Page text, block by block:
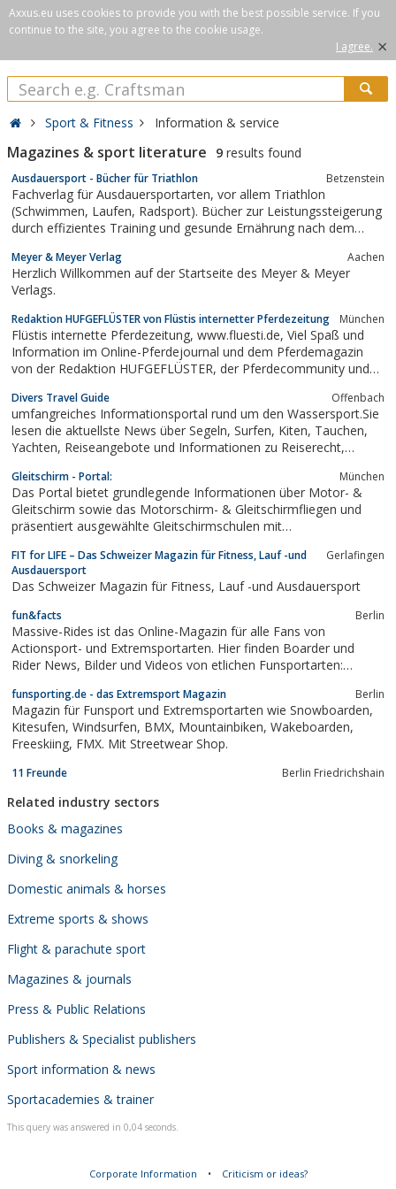
Axxus.eu uses cookies to provide you with the best possible service. If you
continue to the site, you agree to the cookie usage.
I agree. ×
Sport & Fitness Information & service
Magazines & sport literature 9 results found
Ausdauersport - Bücher für Triathlon Betzenstein
Fachverlag für Ausdauersportarten, vor allem Triathlon
(Schwimmen, Laufen, Radsport). Bücher zur Leistungssteigerung
durch effizientes Training und gesunde Ernährung nach dem
Läufer und andere Sportsfreunde. Titel z.B. über
Schwimmtraining, Lauftraining,...
Meyer & Meyer Verlag Aachen
Herzlich Willkommen auf der Startseite des Meyer & Meyer
Verlags.
Redaktion HUFGEFLÜSTER von Flüstis internetter Pferdezeitung München
Flüstis internette Pferdezeitung, www.fluesti.de, Viel Spaß und
Information im Online-Pferdejournal und dem Pferdemagazin
von der Redaktion HUFGEFLÜSTER, der Pferdecommunity und
alle, die rund ums Thema Pferd ihre Dienste anbieten!
Divers Travel Guide Offenbach
umfangreiches Informationsportal rund um den Wassersport.Sie
lesen die aktuellste News über Segeln, Surfen, Kiten, Tauchen,
Yachten, Reiseangebote und Informationen zu Reiserecht,
Themen
Gleitschirm - Portal: München
Das Portal bietet grundlegende Informationen über Motor- &
Gleitschirm sowie das Motorschirm- & Gleitschirmfliegen und
präsentiert ausgewählte Gleitschirmschulen mit
Gleitschirmshops mit ihrem Gleitschirm- und
Flugausrüstungsangebot. Eine Übersicht der...
FIT for LIFE – Das Schweizer Magazin für Fitness, Lauf -und
Ausdauersport
Gerlafingen
Das Schweizer Magazin für Fitness, Lauf -und Ausdauersport
fun&facts Berlin
Massive-Rides ist das Online-Magazin für alle Fans von
Actionsport- und Extremsportarten. Hier finden Boarder und
Rider News, Bilder und Videos von etlichen Funsportarten:
Kitesurfen und Wakeboarden, Skateboarden, BMX und FMX. Das
junges Team von massive-rides.de aus Berlin...
funsporting.de - das Extremsport Magazin Berlin
Magazin für Funsport und Extremsportarten wie Snowboarden,
Kitesufen, Windsurfen, BMX, Mountainbiken, Wakeboarden,
Freeskiing, FMX. Mit Streetwear Shop.
11 Freunde Berlin Friedrichshain
Related industry sectors
Books & magazines
Diving & snorkeling
Domestic animals & horses
Extreme sports & shows
Flight & parachute sport
Magazines & journals
Press & Public Relations
Publishers & Specialist publishers
Sport information & news
Sportacademies & trainer
This query was answered in 0,04 seconds.
Corporate Information • Criticism or ideas?